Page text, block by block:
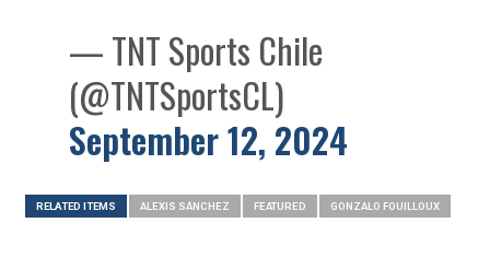
— TNT Sports Chile
(@TNTSportsCL)
September 12, 2024
RELATED ITEMS ALEXIS SÁNCHEZ FEATURED GONZALO FOUILLOUX